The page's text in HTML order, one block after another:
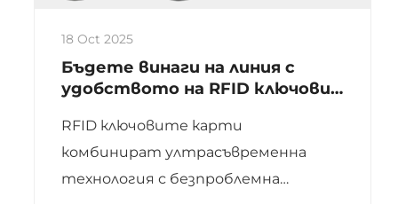
18 Oct 2025
Бъдете винаги на линия с
удобството на RFID ключови
RFID ключовите карти
комбинират ултрасъвременна
технология с безпроблемна